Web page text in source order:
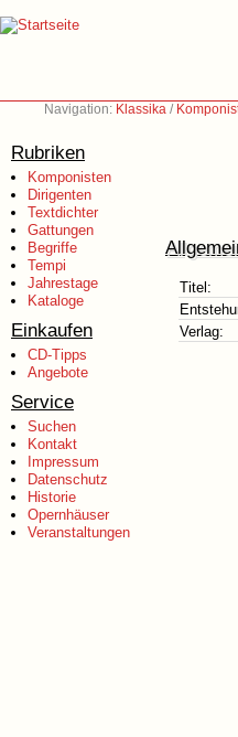
Navigation: Klassika /
Rubriken
Komponisten
Dirigenten
Textdichter
Gattungen
Begriffe
Tempi
Jahrestage
Kataloge
Einkaufen
CD-Tipps
Angebote
Service
Suchen
Kontakt
Impressum
Datenschutz
Historie
Opernhäuser
Veranstaltungen
Titel:
Verlag: